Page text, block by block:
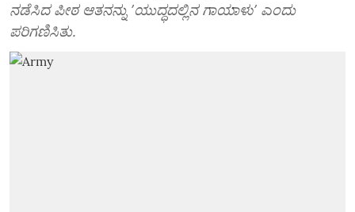
ನಡೆಸಿದ ಪೀಠ ಆತನನ್ನು ʼಯುದ್ಧದಲ್ಲಿನ ಗಾಯಾಳುʼ ಎಂದು
ಪರಿಗಣಿಸಿತು.